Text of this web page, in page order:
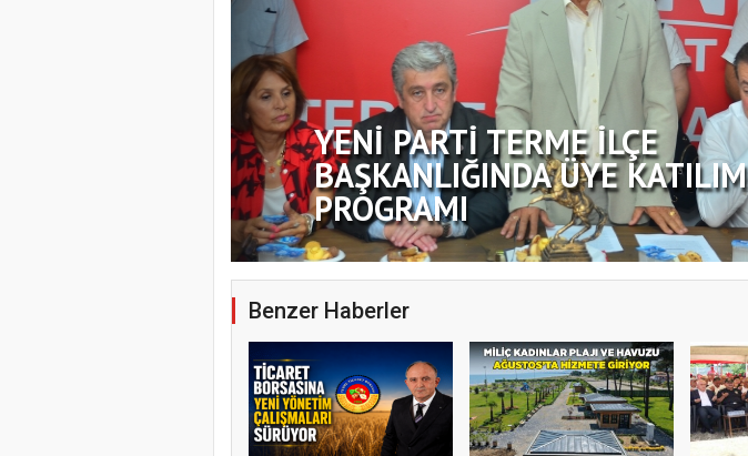
YENİ PARTİ TERME İLÇE
BAŞKANLIĞINDA ÜYE KATILIM
PROGRAMI
Benzer Haberler